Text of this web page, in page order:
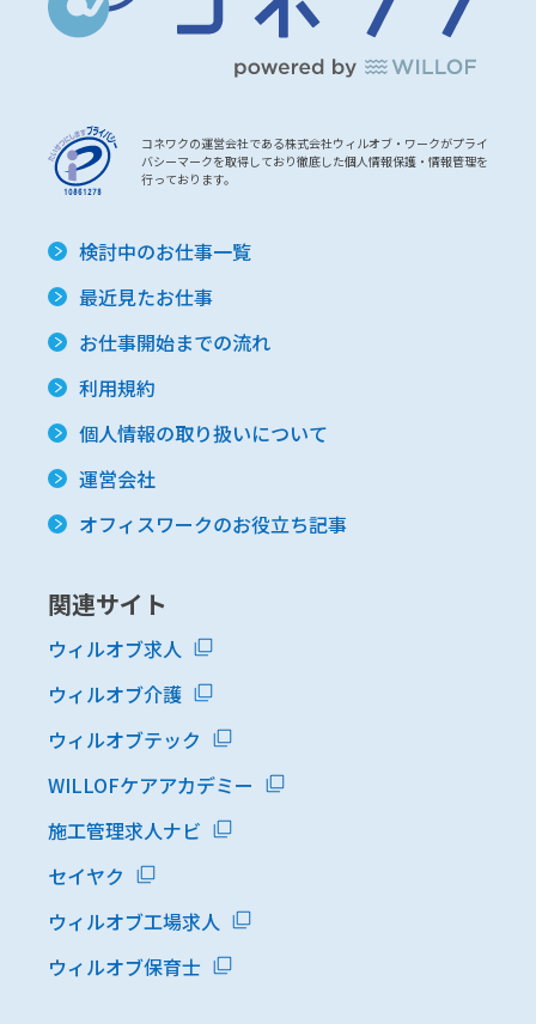
コネワクの運営会社である株式会社ウィルオブ・ワークがプライ
バシーマークを取得しており徹底した個人情報保護・情報管理を
行っております。
検討中のお仕事一覧
最近見たお仕事
お仕事開始までの流れ
利用規約
個人情報の取り扱いについて
運営会社
オフィスワークのお役立ち記事
関連サイト
ウィルオブ求人
ウィルオブ介護
ウィルオブテック
WILLOFケアアカデミー
施工管理求人ナビ
セイヤク
ウィルオブ工場求人
ウィルオブ保育士